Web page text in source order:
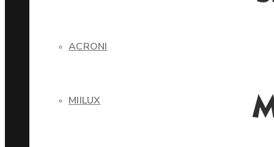
ACRONI
MIILUX